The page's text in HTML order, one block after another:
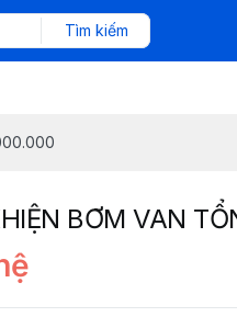
Tìm kiếm
BƠM VAN